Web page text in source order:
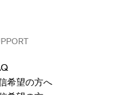
希望の方へ